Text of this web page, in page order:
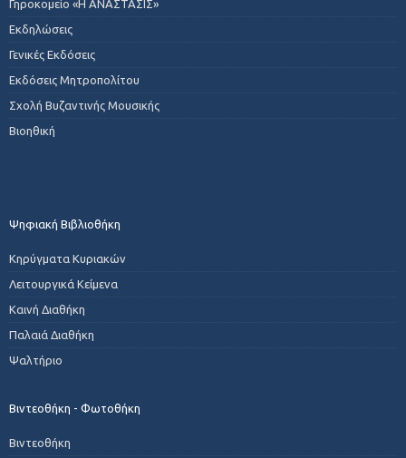
Γηροκομείο «Η ΑΝΑΣΤΑΣΙΣ»
Εκδηλώσεις
Γενικές Εκδόσεις
Εκδόσεις Μητροπολίτου
Σχολή Βυζαντινής Μουσικής
Βιοηθική
Ψηφιακή Βιβλιοθήκη
Κηρύγματα Κυριακών
Λειτουργικά Κείμενα
Καινή Διαθήκη
Παλαιά Διαθήκη
Ψαλτήριο
Βιντεοθήκη - Φωτοθήκη
Βιντεοθήκη